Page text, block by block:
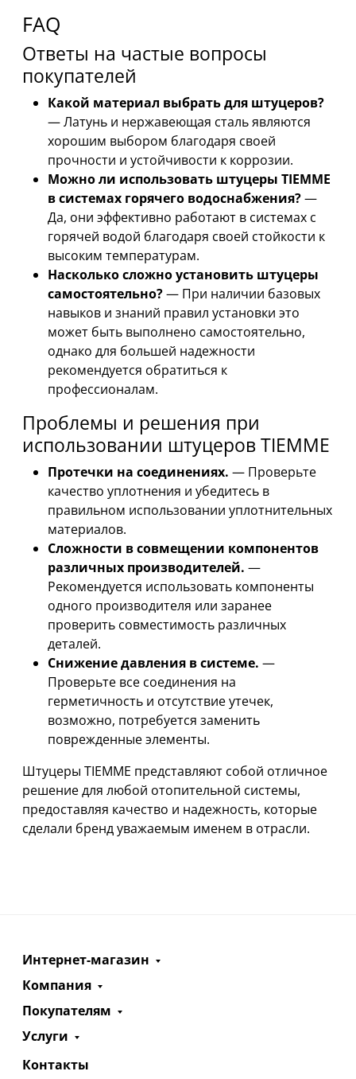
FAQ
Ответы на частые вопросы
покупателей
Какой материал выбрать для штуцеров?
— Латунь и нержавеющая сталь являются
хорошим выбором благодаря своей
прочности и устойчивости к коррозии.
Можно ли использовать штуцеры TIEMME
в системах горячего водоснабжения?—
Да, они эффективно работают в системах с
горячей водой благодаря своей стойкости к
высоким температурам.
Насколько сложно установить штуцеры
самостоятельно?— При наличии базовых
навыков и знаний правил установки это
может быть выполнено самостоятельно,
однако для большей надежности
рекомендуется обратиться к
профессионалам.
Проблемы и решения при
использовании штуцеров TIEMME
Протечки на соединениях. — Проверьте
качество уплотнения и убедитесь в
правильном использовании уплотнительных
материалов.
Сложности в совмещении компонентов
различных производителей. —
Рекомендуется использовать компоненты
одного производителя или заранее
проверить совместимость различных
деталей.
Снижение давления в системе. —
Проверьте все соединения на
герметичность и отсутствие утечек,
возможно, потребуется заменить
поврежденные элементы.
Штуцеры TIEMME представляют собой отличное
решение для любой отопительной системы,
предоставляя качество и надежность, которые
сделали бренд уважаемым именем в отрасли.
Интернет-магазин
Компания
Покупателям
Услуги
Контакты